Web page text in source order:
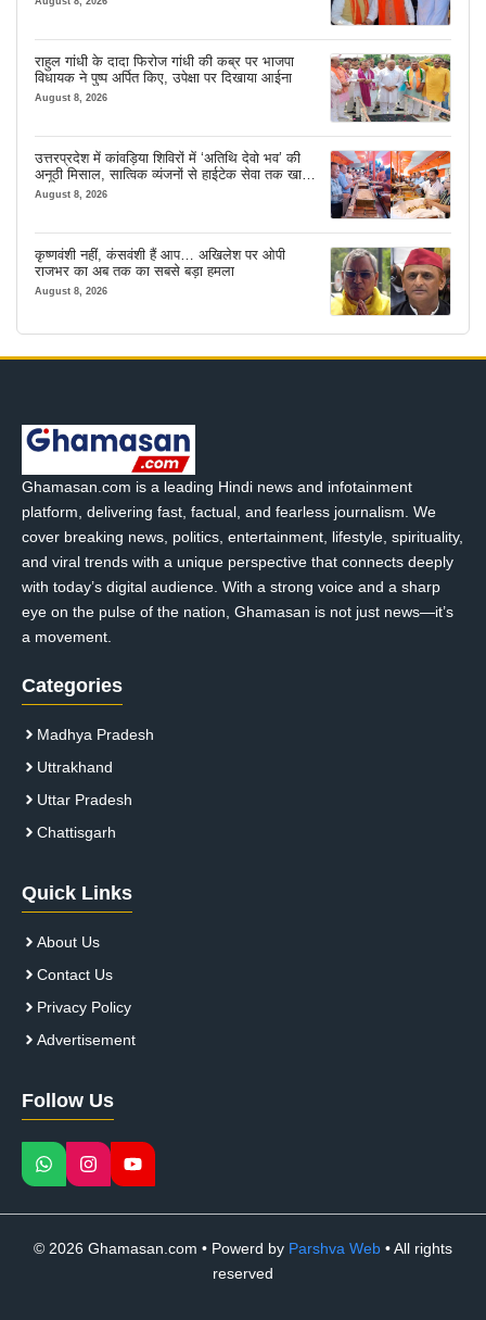
राहुल गांधी के दादा फिरोज गांधी की कब्र पर भाजपा
विधायक ने पुष्प अर्पित किए, उपेक्षा पर दिखाया आईना
August 8, 2026
उत्तरप्रदेश में कांवड़िया शिविरों में ‘अतिथि देवो भव’ की
अनूठी मिसाल, सात्विक व्यंजनों से हाईटेक सेवा तक खास
इंतजाम
August 8, 2026
कृष्णवंशी नहीं, कंसवंशी हैं आप… अखिलेश पर ओपी
राजभर का अब तक का सबसे बड़ा हमला
August 8, 2026
Ghamasan.com is a leading Hindi news and infotainment
platform, delivering fast, factual, and fearless journalism. We
cover breaking news, politics, entertainment, lifestyle, spirituality,
and viral trends with a unique perspective that connects deeply
with today’s digital audience. With a strong voice and a sharp
eye on the pulse of the nation, Ghamasan is not just news—it’s
a movement.
Categories
Madhya Pradesh
Uttrakhand
Uttar Pradesh
Chattisgarh
Quick Links
About Us
Contact Us
Privacy Policy
Advertisement
Follow Us
© 2026 Ghamasan.com • Powerd by Parshva Web • All rights
reserved